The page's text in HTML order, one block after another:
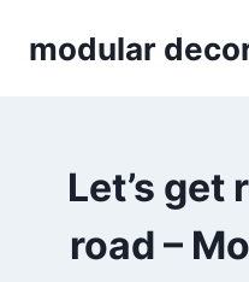
modular
Let’s get
road –